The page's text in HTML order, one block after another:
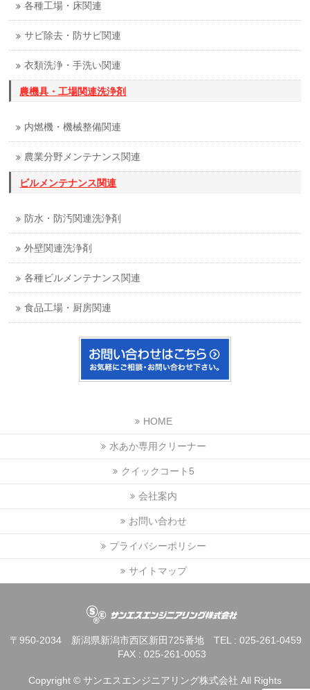
各種工場・床関連
サビ除去・防サビ関連
衣類洗浄・手洗い関連
農機具・工場関連洗浄剤
内燃機・機械整備関連
農業分野メンテナンス関連
ビルメンテナンス関連
防水・防汚関連洗浄剤
外壁関連洗浄剤
各種ビルメンテナンス関連
食品工場・厨房関連
HOME
水あか専用クリーナー
クイックコート5
会社案内
お問い合わせ
プライバシーポリシー
サイトマップ
〒950-2034 新潟県新潟市西区新田725番地 TEL : 025-261-
FAX : 025-261-0053
Copyright © サンエスエンジニアリング株式会社 All Rights